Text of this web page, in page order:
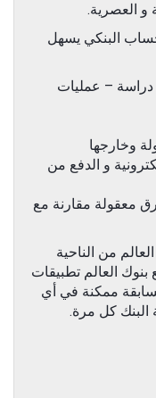
و العصرية.
البنكي يسهل
– عمليات
وخارجها
و الدفع من
معقولة مقارنة مع
من الناحية
بنوك العالم تطبيقات
ممكنة في أي
البنك كل مرة.